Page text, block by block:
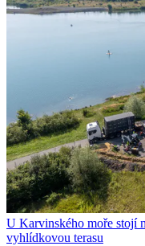
U Karvinského moře stojí
vyhlídkovou terasu